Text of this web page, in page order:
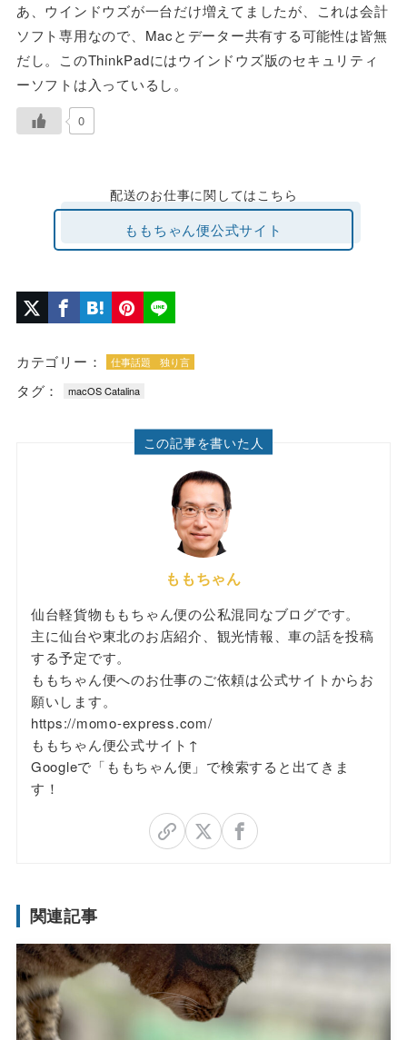
あ、ウインドウズが一台だけ増えてましたが、これは会計
ソフト専用なので、Macとデーター共有する可能性は皆無
だし。このThinkPadにはウインドウズ版のセキュリティ
ーソフトは入っているし。
0
配送のお仕事に関してはこちら
ももちゃん便公式サイト
カテゴリー： 仕事話題 独り言
タグ： macOS Catalina
この記事を書いた人
ももちゃん
仙台軽貨物ももちゃん便の公私混同なブログです。
主に仙台や東北のお店紹介、観光情報、車の話を投稿
する予定です。
ももちゃん便へのお仕事のご依頼は公式サイトからお
願いします。
https://momo-express.com/
ももちゃん便公式サイト↑
Googleで「ももちゃん便」で検索すると出てきま
す！
関連記事